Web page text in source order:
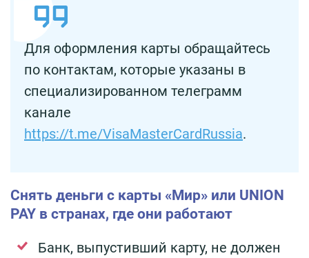
Для оформления карты обращайтесь
по контактам, которые указаны в
специализированном телеграмм
канале
https://t.me/VisaMasterCardRussia.
Снять деньги с карты «Мир» или UNION
PAY в странах, где они работают
Банк, выпустивший карту, не должен